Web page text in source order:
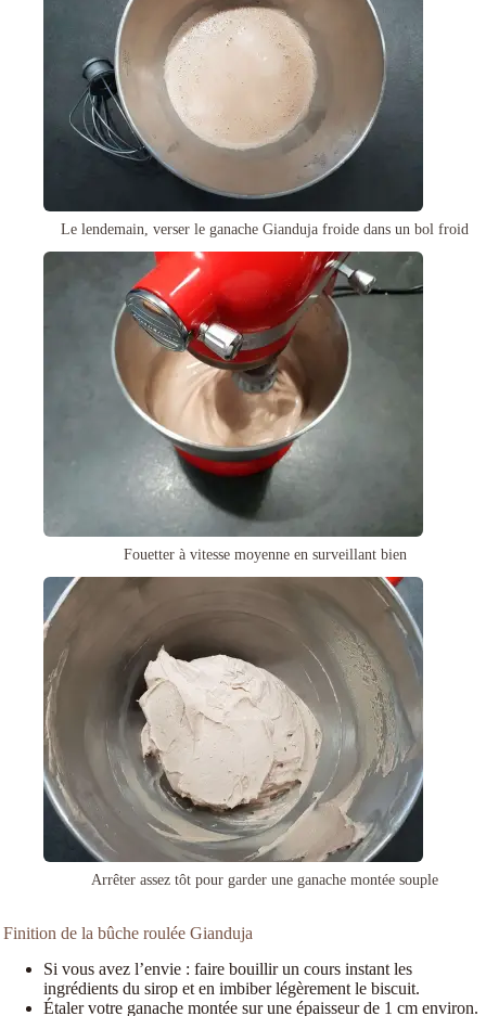
Le lendemain, verser le ganache Gianduja froide dans un bol froid
Fouetter à vitesse moyenne en surveillant bien
Arrêter assez tôt pour garder une ganache montée souple
Finition de la bûche roulée Gianduja
Si vous avez l’envie : faire bouillir un cours instant les
ingrédients du sirop et en imbiber légèrement le biscuit.
Étaler votre ganache montée sur une épaisseur de 1 cm environ.